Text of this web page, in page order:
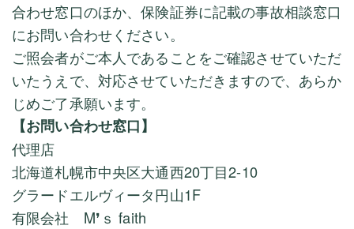
合わせ窓口のほか、保険証券に記載の事故相談窓口
にお問い合わせください。
ご照会者がご本人であることをご確認させていただ
いたうえで、対応させていただきますので、あらか
じめご了承願います。
【お問い合わせ窓口】
代理店
北海道札幌市中央区大通西20丁目2-10
グラードエルヴィータ円山1F
有限会社 M❜ｓ faith